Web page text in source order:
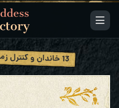
13 خاندان و کنترل زمین - پیروزی الهه